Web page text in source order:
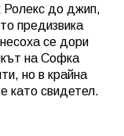
Ролекс до джип,
предизвика
се дори
на Софка
но в крайна
като свидетел.